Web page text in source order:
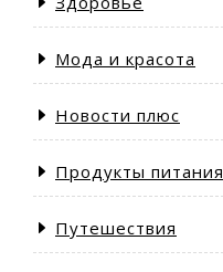
Мода и красота
Новости плюс
Продукты питания
Путешествия